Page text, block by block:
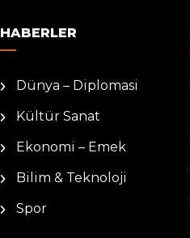
HABERLER
Dünya – Diplomasi
Kültür Sanat
Ekonomi – Emek
Bilim & Teknoloji
Spor